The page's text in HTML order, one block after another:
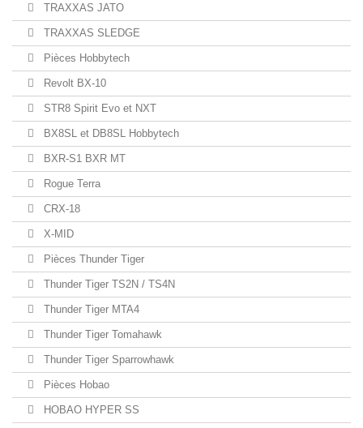
TRAXXAS JATO
TRAXXAS SLEDGE
Pièces Hobbytech
Revolt BX-10
STR8 Spirit Evo et NXT
BX8SL et DB8SL Hobbytech
BXR-S1 BXR MT
Rogue Terra
CRX-18
X-MID
Pièces Thunder Tiger
Thunder Tiger TS2N / TS4N
Thunder Tiger MTA4
Thunder Tiger Tomahawk
Thunder Tiger Sparrowhawk
Pièces Hobao
HOBAO HYPER SS